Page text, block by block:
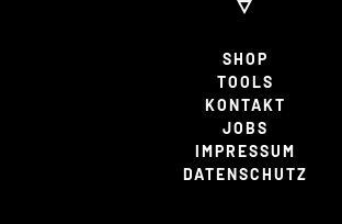
SHOP
TOOLS
KONTAKT
JOBS
IMPRESSUM
DATENSCHUTZ